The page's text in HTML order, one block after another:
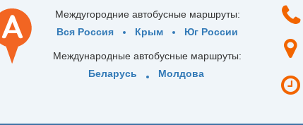
Междугородние автобусные маршруты:
Вся Россия
Крым Юг России
Международные автобусные маршруты:
Беларусь
Молдова